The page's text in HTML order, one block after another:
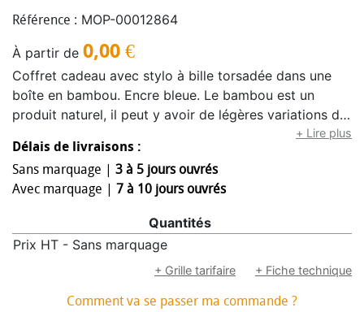
Référence : MOP-00012864
À partir de 0,00 €
Coffret cadeau avec stylo à bille torsadée dans une
boîte en bambou. Encre bleue. Le bambou est un
produit naturel, il peut y avoir de légères variations de
couleur et de taille par article, ce qui peut affecter le
résultat final de la décoration.
+ Lire plus
Délais de livraisons :
Sans marquage | 3 à 5 jours ouvrés
Avec marquage | 7 à 10 jours ouvrés
Quantités
Prix HT - Sans marquage
+ Grille tarifaire + Fiche technique
Comment va se passer ma commande ?